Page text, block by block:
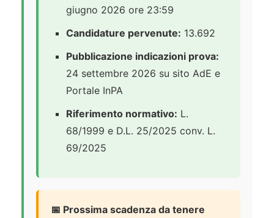
giugno 2026 ore 23:59
Candidature pervenute: 13.692
Pubblicazione indicazioni prova:
24 settembre 2026 su sito AdE e
Portale InPA
Riferimento normativo: L.
68/1999 e D.L. 25/2025 conv. L.
69/2025
📅 Prossima scadenza da tenere